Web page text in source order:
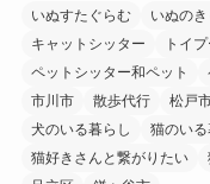
いぬすたぐらむ いぬの
キャットシッター
トイ
ペットシッター和ペット
市川市
散歩代行 松戸
犬のいる暮らし
猫のいる
猫好きさんと繋がりたい